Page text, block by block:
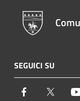
SEGUICI SU
Facebook Twitter